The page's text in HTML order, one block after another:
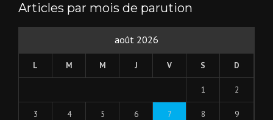
Articles par mois de parution
août 2026
L M M J V S D
1 2
3 4 5 6 7 8 9